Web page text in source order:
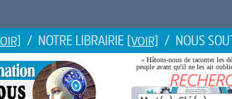
/ NOTRE LIBRAIRIE [VOIR] / NOUS
« Hâtons-nous de raconter les
peuple avant qu'il ne les ait